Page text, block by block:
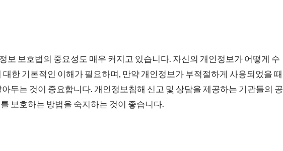
보 보호법의 중요성도 매우 커지고 있습니다. 자신의 개인정보가 어떻게 수
한 기본적인 이해가 필요하며, 만약 개인정보가 부적절하게 사용되었을 때
두는 것이 중요합니다. 개인정보침해 신고 및 상담을 제공하는 기관들의 공
보호하는 방법을 숙지하는 것이 좋습니다.